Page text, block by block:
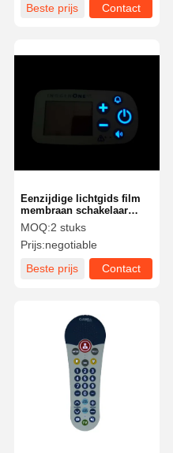
Beste prijs
Contact
Eenzijdige lichtgids film
membraan schakelaar
voor verbeterde visuele
feedback
MOQ:2 stuks
Prijs:negotiable
Beste prijs
Contact